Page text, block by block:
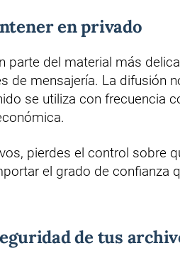
en privado
del material más
de mensajería. La difusión
se utiliza con frecuencia
pierdes el control sobre
el grado de confianza
de tus